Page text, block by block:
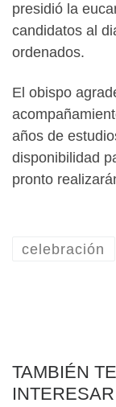
presidió la
candidatos al
ordenados.
El obispo
años de
disponibilidad
pronto
celebración
TAMBIÉN
INTERESAR